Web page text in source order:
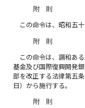
附 則
この命令は、昭和五
附 則
この命令は、調和あ
基金及び国際復興開発
部を改正する法律第五
日）から施行する。
附 則